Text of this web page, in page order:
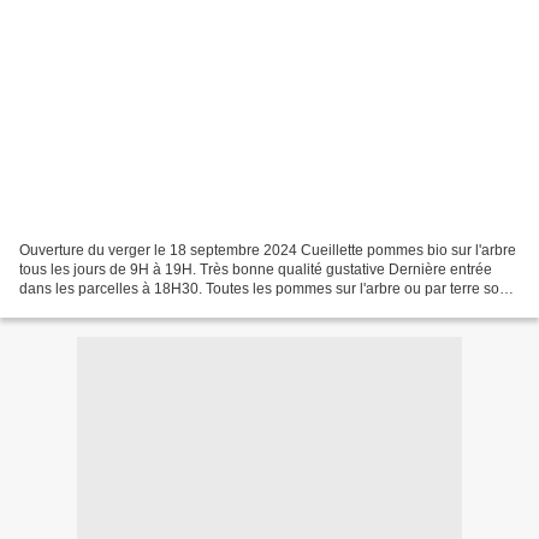
Ouverture du verger le 18 septembre 2024 Cueillette pommes bio sur l'arbre
tous les jours de 9H à 19H. Très bonne qualité gustative Dernière entrée
dans les parcelles à 18H30. Toutes les pommes sur l'arbre ou par terre sont